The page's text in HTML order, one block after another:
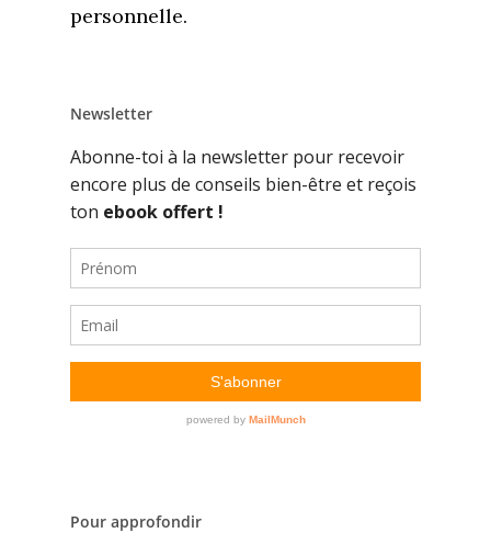
personnelle.
Newsletter
Pour approfondir